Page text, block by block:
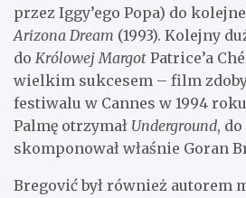
przez Iggy’ego Popa) do
Arizona Dream (1993). Kolejny
do Królowej Margot Patrice’a
wielkim sukcesem – film
festiwalu w Cannes w 1994
Palmę otrzymał Underground,
skomponował właśnie Goran
Bregović był również autorem